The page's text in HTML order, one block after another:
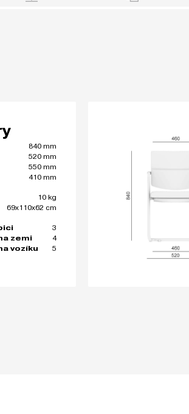
840 mm
520 mm
550 mm
410 mm
10 kg
69x110x62 cm
3
zemi
4
vozíku
5